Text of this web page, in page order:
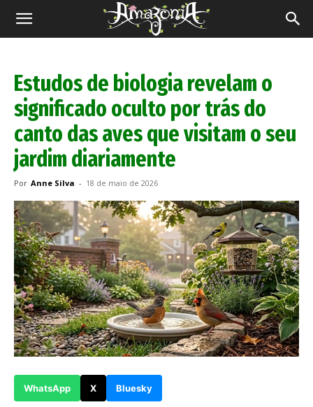
Revista
Estudos de biologia revelam o
significado oculto por trás do
canto das aves que visitam o seu
jardim diariamente
Por Anne Silva - 18 de maio de 2026
WhatsApp X Bluesky